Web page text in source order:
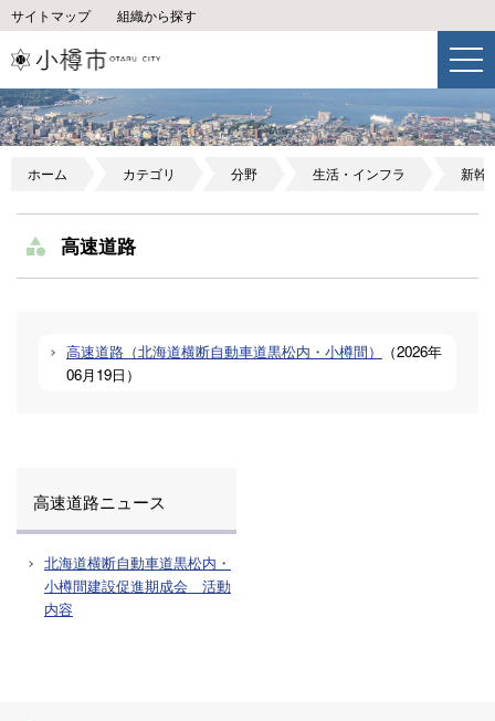
サイトマップ 組織から探す
ホーム カテゴリ 分野 生活・インフラ 新幹
高速道路
高速道路（北海道横断自動車道黒松内・小樽間） （2026年
06月19日 ）
高速道路ニュース
北海道横断自動車道黒松内・
小樽間建設促進期成会 活動
内容